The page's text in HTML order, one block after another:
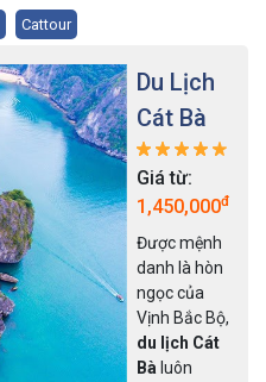
Cattour
Du Lịch
Cát Bà
Giá từ:
1,450,000đ
Được mệnh
danh là hòn
ngọc của
Vịnh Bắc Bộ,
du lịch Cát
Bà luôn